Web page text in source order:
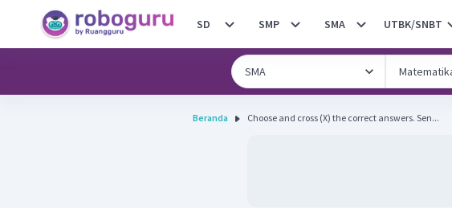
SD SMP SMA UTBK/SNBT
Beranda Choose and cross (X) the correct answers. Sen...